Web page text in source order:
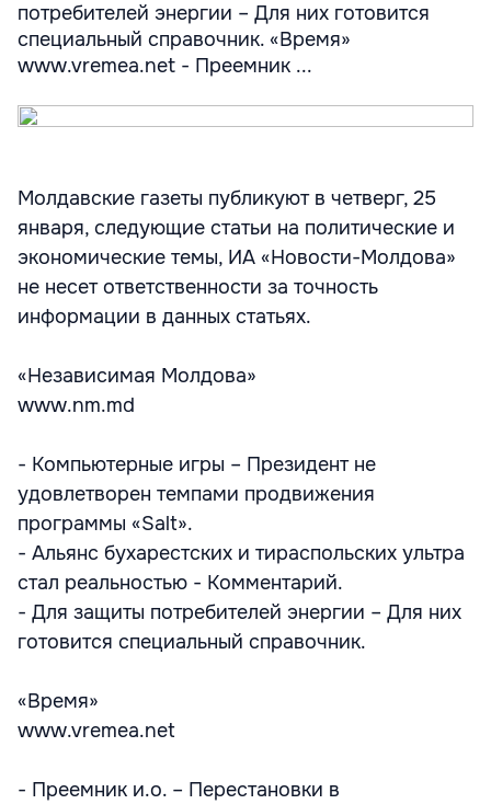
потребителей энергии – Для них готовится
специальный справочник. «Время»
www.vremea.net - Преемник ...
Молдавские газеты публикуют в четверг, 25
января, следующие статьи на политические и
экономические темы, ИА «Новости-Молдова»
не несет ответственности за точность
информации в данных статьях.
«Независимая Молдова»
www.nm.md
- Компьютерные игры – Президент не
удовлетворен темпами продвижения
программы «Salt».
- Альянс бухарестских и тираспольских ультра
стал реальностью - Комментарий.
- Для защиты потребителей энергии – Для них
готовится специальный справочник.
«Время»
www.vremea.net
- Преемник и.о. – Перестановки в